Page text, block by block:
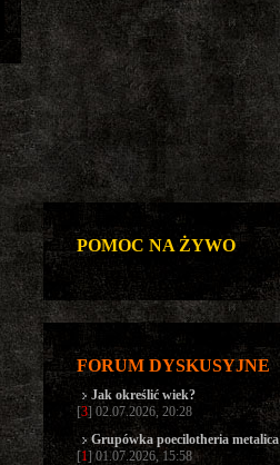
POMOC NA ŻYWO
FORUM DYSKUSYJNE
Jak określić wiek?
[3] 02.07.2026, 20:28
Grupówka poecilotheria metalica
[1] 01.07.2026, 15:58